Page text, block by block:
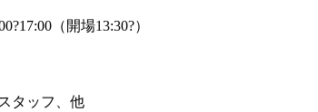
（開場13:30?）
タッフ、他